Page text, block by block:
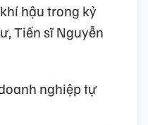
hậu trong kỷ
Tiến sĩ Nguyễn
nghiệp tự